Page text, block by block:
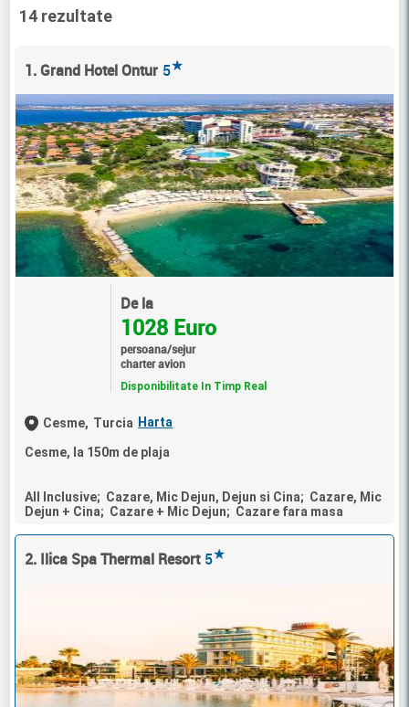
14 rezultate
1. Grand Hotel Ontur 5★
De la
1028 Euro
persoana/sejur
charter avion
Disponibilitate In Timp Real
Cesme, Turcia Harta
Cesme, la 150m de plaja
All Inclusive; Cazare, Mic Dejun, Dejun si Cina; Cazare, Mic
Dejun + Cina; Cazare + Mic Dejun; Cazare fara masa
2. Ilica Spa Thermal Resort 5★